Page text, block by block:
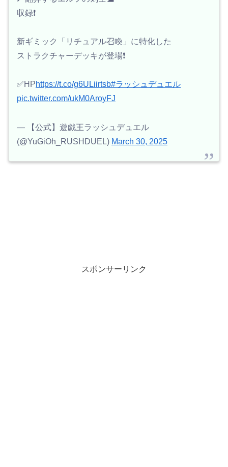
収録❗️
新ギミック「リチュアル召喚」に特化した
ストラクチャーデッキが登場❗️
✅HPhttps://t.co/g6ULiirtsb#ラッシュデュエル
pic.twitter.com/ukM0AroyFJ
— 【公式】遊戯王ラッシュデュエル
(@YuGiOh_RUSHDUEL) March 30, 2025
スポンサーリンク